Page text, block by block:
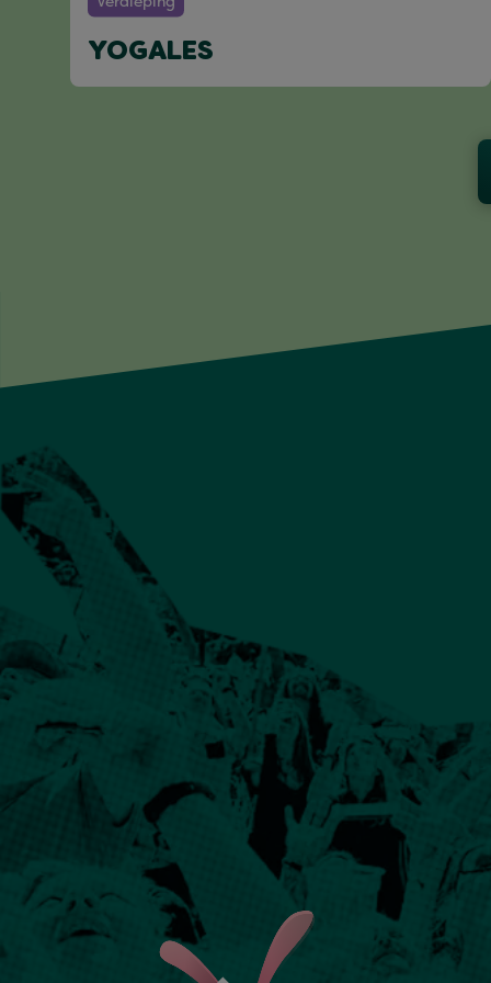
YOGALES